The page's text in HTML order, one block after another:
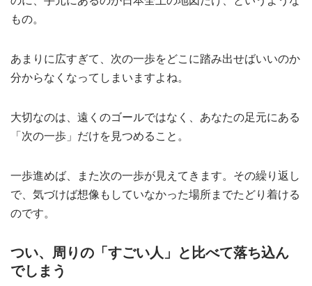
もの。
あまりに広すぎて、次の一歩をどこに踏み出せばいいのか
分からなくなってしまいますよね。
大切なのは、遠くのゴールではなく、あなたの足元にある
「次の一歩」だけを見つめること。
一歩進めば、また次の一歩が見えてきます。その繰り返し
で、気づけば想像もしていなかった場所までたどり着ける
のです。
つい、周りの「すごい人」と比べて落ち込ん
でしまう